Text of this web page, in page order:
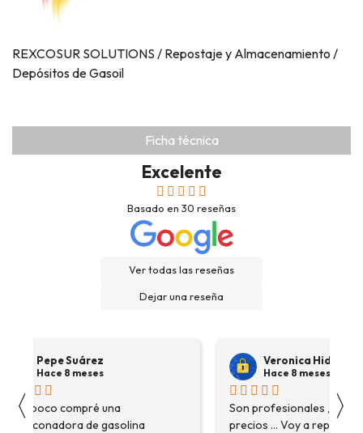
Ficha técnica
REXCOSUR SOLUTIONS / Repostaje y Almacenamiento /
Depósitos de Gasoil
Excelente
Basado en 30 reseñas
Ver todas las reseñas
Dejar una reseña
〈
Pepe Suárez
Hace 8 meses
Hace poco compré una
destoconadora de gasolina
Veronica Hidalgo
Hace 8 meses
Son profesionales ,
precios ... Voy a repetir
〉